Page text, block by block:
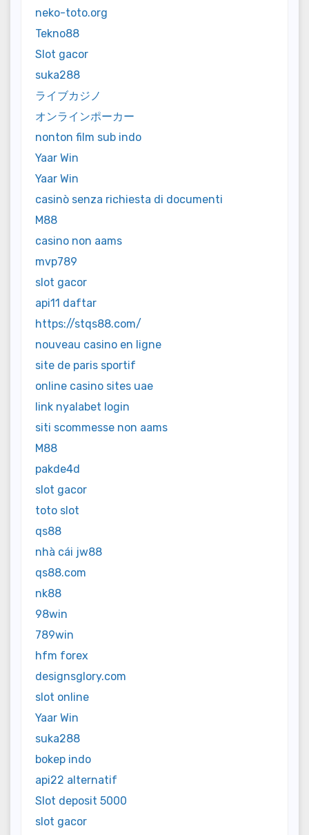
neko-toto.org
Tekno88
Slot gacor
suka288
ライブカジノ
オンラインポーカー
nonton film sub indo
Yaar Win
Yaar Win
casinò senza richiesta di documenti
M88
casino non aams
mvp789
slot gacor
api11 daftar
https://stqs88.com/
nouveau casino en ligne
site de paris sportif
online casino sites uae
link nyalabet login
siti scommesse non aams
M88
pakde4d
slot gacor
toto slot
qs88
nhà cái jw88
qs88.com
nk88
98win
789win
hfm forex
designsglory.com
slot online
Yaar Win
suka288
bokep indo
api22 alternatif
Slot deposit 5000
slot gacor